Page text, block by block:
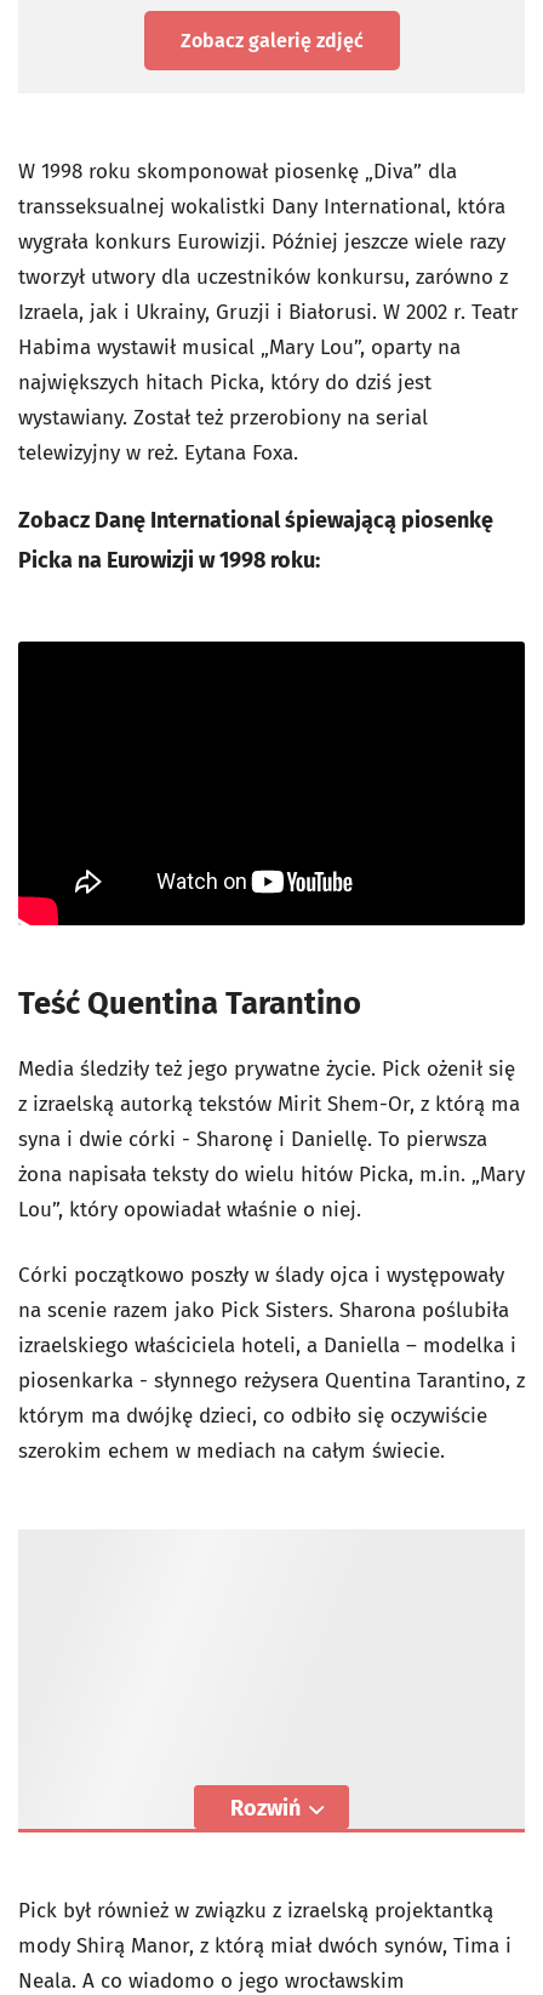
Zobacz galerię zdjęć
W 1998 roku skomponował piosenkę „Diva” dla
transseksualnej wokalistki Dany International, która
wygrała konkurs Eurowizji. Później jeszcze wiele razy
tworzył utwory dla uczestników konkursu, zarówno z
Izraela, jak i Ukrainy, Gruzji i Białorusi. W 2002 r. Teatr
Habima wystawił musical „Mary Lou”, oparty na
największych hitach Picka, który do dziś jest
wystawiany. Został też przerobiony na serial
telewizyjny w reż. Eytana Foxa.
Zobacz Danę International śpiewającą piosenkę
Picka na Eurowizji w 1998 roku:
Teść Quentina Tarantino
Media śledziły też jego prywatne życie. Pick ożenił się
z izraelską autorką tekstów Mirit Shem-Or, z którą ma
syna i dwie córki - Sharonę i Daniellę. To pierwsza
żona napisała teksty do wielu hitów Picka, m.in. „Mary
Lou”, który opowiadał właśnie o niej.
Córki początkowo poszły w ślady ojca i występowały
na scenie razem jako Pick Sisters. Sharona poślubiła
izraelskiego właściciela hoteli, a Daniella – modelka i
piosenkarka - słynnego reżysera Quentina Tarantino, z
którym ma dwójkę dzieci, co odbiło się oczywiście
szerokim echem w mediach na całym świecie.
Rozwiń
Pick był również w związku z izraelską projektantką
mody Shirą Manor, z którą miał dwóch synów, Tima i
Neala. A co wiadomo o jego wrocławskim